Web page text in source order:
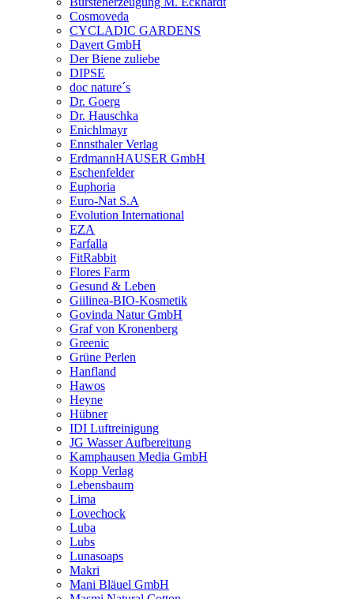
Cosmoveda
CYCLADIC GARDENS
Davert GmbH
Der Biene zuliebe
DIPSE
doc nature´s
Dr. Goerg
Dr. Hauschka
Enichlmayr
Ennsthaler Verlag
ErdmannHAUSER GmbH
Eschenfelder
Euphoria
Euro-Nat S.A
Evolution International
EZA
Farfalla
FitRabbit
Flores Farm
Gesund & Leben
Giilinea-BIO-Kosmetik
Govinda Natur GmbH
Graf von Kronenberg
Greenic
Grüne Perlen
Hanfland
Hawos
Heyne
Hübner
IDI Luftreinigung
JG Wasser Aufbereitung
Kamphausen Media GmbH
Kopp Verlag
Lebensbaum
Lima
Lovechock
Luba
Lubs
Lunasoaps
Makri
Mani Bläuel GmbH